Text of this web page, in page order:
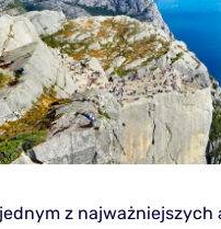
z najważniejszych